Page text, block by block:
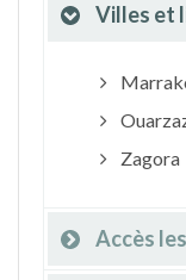
Villes et
Zagora
Accès